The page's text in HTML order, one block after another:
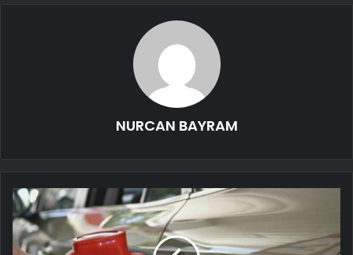
NURCAN BAYRAM